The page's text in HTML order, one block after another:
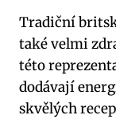
Tradiční
také velmi
této
dodávají
skvělých